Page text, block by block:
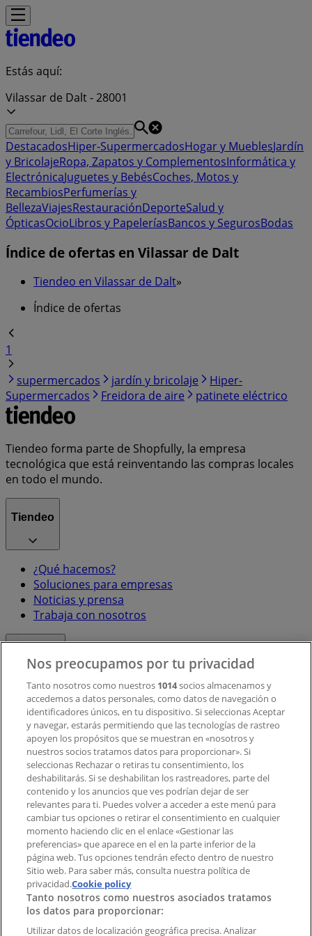
Estás aquí:
Vilassar de Dalt - 28001
DestacadosHiper-SupermercadosHogar y MueblesJardín
y BricolajeRopa, Zapatos y ComplementosInformática y
ElectrónicaJuguetes y BebésCoches, Motos y
RecambiosPerfumerías y
BellezaViajesRestauraciónDeporteSalud y
ÓpticasOcioLibros y PapeleríasBancos y SegurosBodas
Índice de ofertas en Vilassar de Dalt
Tiendeo en Vilassar de Dalt»
Índice de ofertas
1
supermercados
jardín y bricolaje
Hiper-
Supermercados
Freidora de aire patinete eléctrico
Tiendeo forma parte de Shopfully, la empresa
tecnológica que está reinventando las compras locales
en todo el mundo.
Tiendeo
¿Qué hacemos?
Soluciones para empresas
Noticias y prensa
Trabaja con nosotros
Contacto comercial y de marketing
Tienda mal colocada en el mapa
Notificar un folleto
¿Encontraste un problema en la web o en la
aplicación?
Índices
Marcas
Marcas locales
Negocios
Negocios cercanos
Productos
Productos locales
Nos preocupamos por tu privacidad
Tanto nosotros como nuestros 1014socios almacenamos y
accedemos a datos personales, como datos de navegación o
identificadores únicos, en tu dispositivo. Si seleccionas Aceptar
y navegar, estarás permitiendo que las tecnologías de rastreo
apoyen los propósitos que se muestran en «nosotros y
nuestros socios tratamos datos para proporcionar». Si
seleccionas Rechazar o retiras tu consentimiento, los
deshabilitarás. Si se deshabilitan los rastreadores, parte del
contenido y los anuncios que ves podrían dejar de ser
relevantes para ti. Puedes volver a acceder a este menú para
cambiar tus opciones o retirar el consentimiento en cualquier
momento haciendo clic en el enlace «Gestionar las
preferencias» que aparece en el en la parte inferior de la
página web. Tus opciones tendrán efecto dentro de nuestro
Sitio web. Para saber más, consulta nuestra política de
privacidad.Cookie policy
Tanto nosotros como nuestros asociados tratamos
los datos para proporcionar:
Utilizar datos de localización geográfica precisa. Analizar